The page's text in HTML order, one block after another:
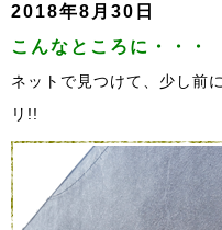
2018年8月30日
こんなところに・・・
ネットで見つけて、少し前
リ!!